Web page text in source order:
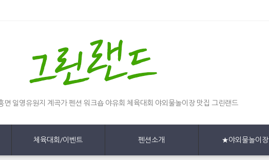
면 일영유원지 계곡가 펜션 워크숍 야유회 체육대회 야외물놀이장 맛집 그린랜드
체육대회/이벤트 펜션소개 ★야외물놀이장